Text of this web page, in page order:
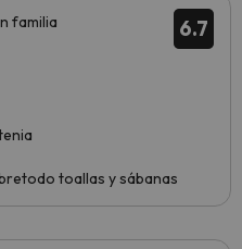
6.7
familia
toallas y sábanas